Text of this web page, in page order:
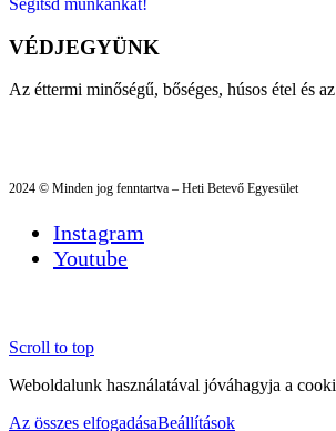
Segítsd munkánkat!
VÉDJEGYÜNK
Az éttermi minőségű, bőséges, húsos étel és
2024 © Minden jog fenntartva – Heti Betevő Egyesület
Instagram
Youtube
Scroll to top
Weboldalunk használatával jóváhagyja a
Az összes elfogadásaBeállítások